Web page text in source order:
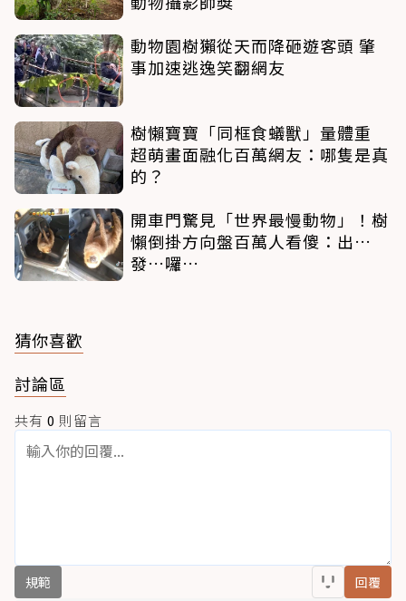
動物園樹獺從天而降砸遊客頭 肇
事加速逃逸笑翻網友
樹懶寶寶「同框食蟻獸」量體重
超萌畫面融化百萬網友：哪隻是真
的？
開車門驚見「世界最慢動物」！樹
懶倒掛方向盤百萬人看傻：出…
發…囉…
猜你喜歡
討論區
共有 0 則留言
規範 回覆